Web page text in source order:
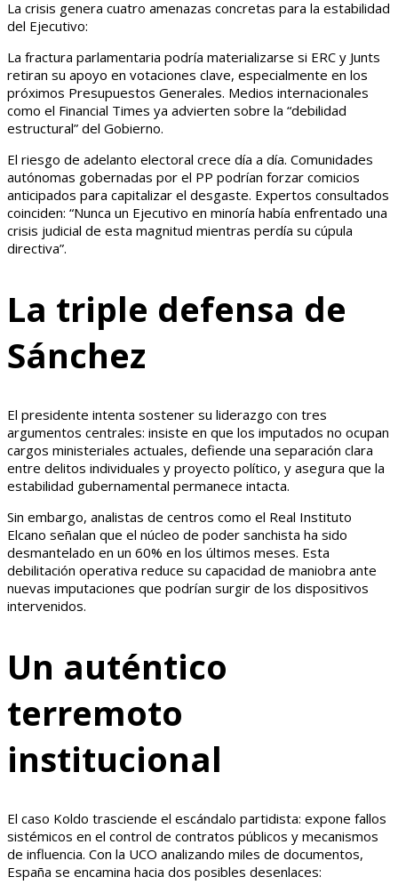
La crisis genera cuatro amenazas concretas para la estabilidad
del Ejecutivo:
La fractura parlamentaria podría materializarse si ERC y Junts
retiran su apoyo en votaciones clave, especialmente en los
próximos Presupuestos Generales. Medios internacionales
como el Financial Times ya advierten sobre la “debilidad
estructural” del Gobierno.
El riesgo de adelanto electoral crece día a día. Comunidades
autónomas gobernadas por el PP podrían forzar comicios
anticipados para capitalizar el desgaste. Expertos consultados
coinciden: “Nunca un Ejecutivo en minoría había enfrentado una
crisis judicial de esta magnitud mientras perdía su cúpula
directiva”.
La triple defensa de
Sánchez
El presidente intenta sostener su liderazgo con tres
argumentos centrales: insiste en que los imputados no ocupan
cargos ministeriales actuales, defiende una separación clara
entre delitos individuales y proyecto político, y asegura que la
estabilidad gubernamental permanece intacta.
Sin embargo, analistas de centros como el Real Instituto
Elcano señalan que el núcleo de poder sanchista ha sido
desmantelado en un 60% en los últimos meses. Esta
debilitación operativa reduce su capacidad de maniobra ante
nuevas imputaciones que podrían surgir de los dispositivos
intervenidos.
Un auténtico
terremoto
institucional
El caso Koldo trasciende el escándalo partidista: expone fallos
sistémicos en el control de contratos públicos y mecanismos
de influencia. Con la UCO analizando miles de documentos,
España se encamina hacia dos posibles desenlaces: